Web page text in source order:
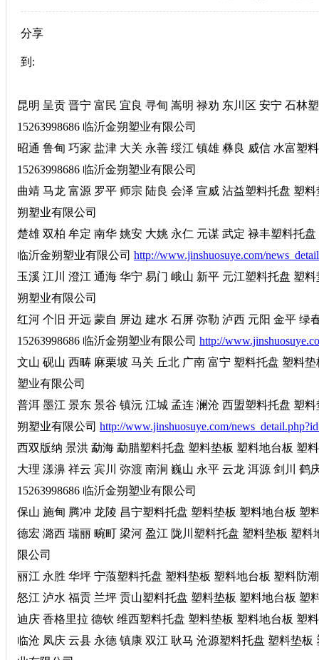
分享
到:
昆明 呈贡 晋宁 富民 宜良 寻甸 嵩明 禄劝 东川区 安宁 石林
15263998686 临沂金朔塑业有限公司
昭通 鲁甸 巧家 盐津 大关 永善 绥江 镇雄 彝良 威信 水富塑
15263998686 临沂金朔塑业有限公司
曲靖 马龙 富源 罗平 师宗 陆良 会泽 宣威 沾益塑料托盘 塑
朔塑业有限公司
楚雄 双柏 牟定 南华 姚安 大姚 永仁 元谋 武定 禄丰塑料托
临沂金朔塑业有限公司 http://www.jinshuosuye.com/
玉溪 江川 澄江 通海 华宁 易门 峨山 新平 元江塑料托盘 塑
朔塑业有限公司
红河 个旧 开远 蒙自 屏边 建水 石屏 弥勒 泸西 元阳 金平
15263998686 临沂金朔塑业有限公司 http://
文山 砚山 西畴 麻栗坡 马关 丘北 广南 富宁 塑料托盘 塑料
塑业有限公司
普洱 墨江 景东 景谷 镇沅 江城 孟连 澜沧 西盟塑料托盘 塑
朔塑业有限公司 http://www.jinshuosuye.com/
西双版纳 景洪 勐海 勐腊塑料托盘 塑料垫板 塑料地台板 塑
大理 漾濞 祥云 宾川 弥渡 南涧 巍山 永平 云龙 洱源 剑川
15263998686 临沂金朔塑业有限公司
保山 施甸 腾冲 龙陵 昌宁塑料托盘 塑料垫板 塑料地台板 塑
德宏 潞西 瑞丽 畹町 梁河 盈江 陇川塑料托盘 塑料垫板 塑
限公司
丽江 永胜 华坪 宁蒗塑料托盘 塑料垫板 塑料地台板 塑料防
怒江 泸水 福贡 兰坪 贡山塑料托盘 塑料垫板 塑料地台板 塑
迪庆 香格里拉 德钦 维西塑料托盘 塑料垫板 塑料地台板 塑
临沧 凤庆 云县 永德 镇康 双江 耿马 沧源塑料托盘 塑料垫